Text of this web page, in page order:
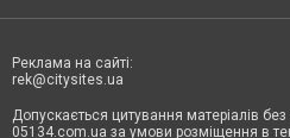
Реклама на сайті:
rek@citysites.ua
Допускається цитування матеріалів
05134.com.ua за умови розміщення в